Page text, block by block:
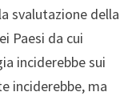
svalutazione della
Paesi da cui
inciderebbe sui
inciderebbe, ma